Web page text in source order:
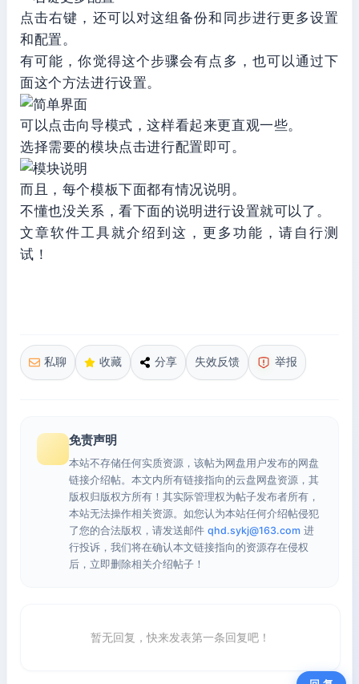
点击右键，还可以对这组备份和同步进行更多设置
和配置。
有可能，你觉得这个步骤会有点多，也可以通过下
面这个方法进行设置。
可以点击向导模式，这样看起来更直观一些。
选择需要的模块点击进行配置即可。
而且，每个模板下面都有情况说明。
不懂也没关系，看下面的说明进行设置就可以了。
文章软件工具就介绍到这，更多功能，请自行测
试！
私聊 收藏 分享 失效反馈 举报
免责声明
本站不存储任何实质资源，该帖为网盘用户发布的网盘
链接介绍帖。本文内所有链接指向的云盘网盘资源，其
版权归版权方所有！其实际管理权为帖子发布者所有，
本站无法操作相关资源。如您认为本站任何介绍帖侵犯
了您的合法版权，请发送邮件 qhd.sykj@163.com 进
行投诉，我们将在确认本文链接指向的资源存在侵权
后，立即删除相关介绍帖子！
暂无回复，快来发表第一条回复吧！